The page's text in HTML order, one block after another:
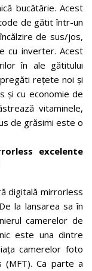
bucătărie. Acest
de gătit într-un
de sus/jos,
cu inverter. Acest
în ale gătitului
rețete noi și
și cu economie de
vitaminele,
de grăsimi este o
excelente
digitală mirrorless
la lansarea sa în
camerelor de
este una dintre
camerelor foto
(MFT). Ca parte a